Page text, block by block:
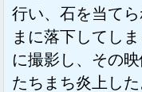
行い、石を当て
まに落下してし
に撮影し、その
たちまち炎上した